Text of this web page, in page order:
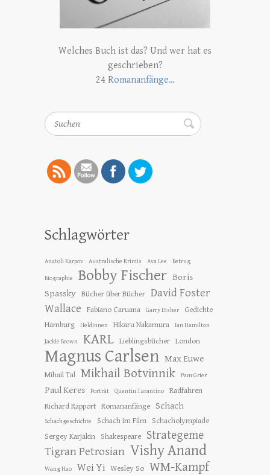
Welches Buch ist das? Und wer hat es
geschrieben?
24 Romananfänge…
Suchen
Schlagwörter
Anatoli Karpov Australische Krimis Ava Lee Betrug
Biographie Bobby Fischer Boris
Spassky Bücher über Bücher David Foster
Wallace
Fabiano Caruana Garry Disher
Gedichte
Hamburg
Heldinnen Hikaru Nakamura Ian Hamilton
Jackie Brown KARL Lieblingsbücher London
Magnus Carlsen Max Euwe
Mihail Tal Mikhail Botvinnik Pam Grier
Paul Keres Porträt Quentin Tarantino
Radfahren
Richard Rapport Romananfänge Schach
Schachgeschichte Schach im Film
Schacholympiade
Sergey Karjakin
Shakespeare Strategeme
Tigran Petrosian Vishy Anand
Wang Hao Wei Yi Wesley So WM-Kampf